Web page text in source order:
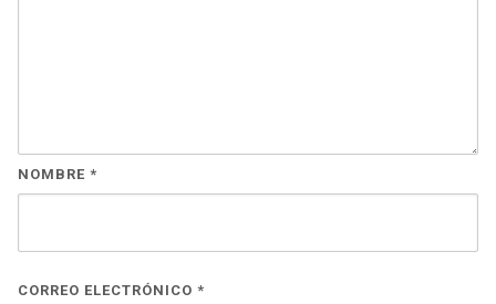
NOMBRE *
CORREO ELECTRÓNICO *